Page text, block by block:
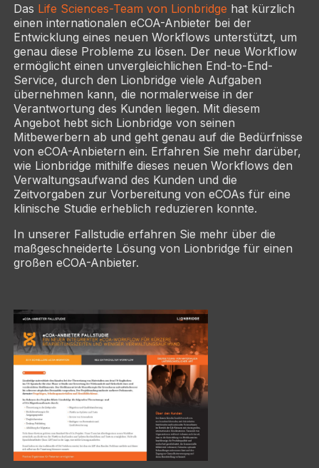
Das Life Sciences-Team von Lionbridge hat kürzlich
einen internationalen eCOA-Anbieter bei der
Entwicklung eines neuen Workflows unterstützt, um
genau diese Probleme zu lösen. Der neue Workflow
ermöglicht einen unvergleichlichen End-to-End-
Service, durch den Lionbridge viele Aufgaben
übernehmen kann, die normalerweise in der
Verantwortung des Kunden liegen. Mit diesem
Angebot hebt sich Lionbridge von seinen
Mitbewerbern ab und geht genau auf die Bedürfnisse
von eCOA-Anbietern ein. Erfahren Sie mehr darüber,
wie Lionbridge mithilfe dieses neuen Workflows den
Verwaltungsaufwand des Kunden und die
Zeitvorgaben zur Vorbereitung von eCOAs für eine
klinische Studie erheblich reduzieren konnte.
In unserer Fallstudie erfahren Sie mehr über die
maßgeschneiderte Lösung von Lionbridge für einen
großen eCOA-Anbieter.